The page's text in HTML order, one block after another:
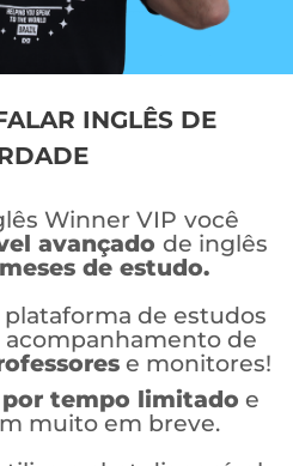
INGLÊS DE
Winner VIP você
avançado de inglês
de estudo.
de estudos
de
e monitores!
por tempo limitado e
muito em breve.